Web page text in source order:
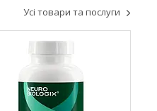
Усі товари та послуги